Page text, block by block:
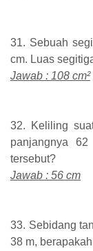
31. Sebuah
cm. Luas
Jawab : 108 cm²
32. Keliling
panjangnya
tersebut?
Jawab : 56 cm
33. Sebidang
38 m,